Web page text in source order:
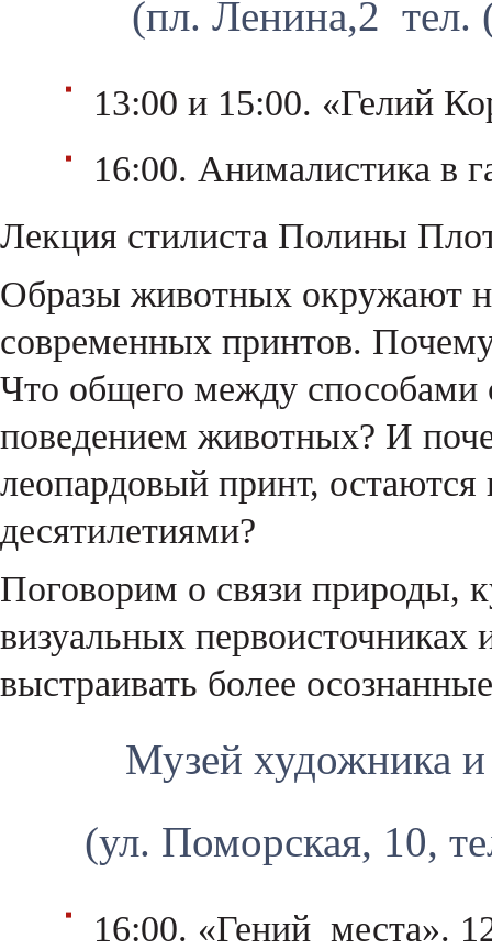
(пл. Ленина,2 тел.
13:00 и 15:00. «Гелий
16:00. Анималистика в
Лекция стилиста Полины
Образы животных окружают
современных принтов.
Что общего между способами
поведением животных? И
леопардовый принт,
десятилетиями?
Поговорим о связи природы,
визуальных первоисточниках
выстраивать более
Музей художника
(ул. Поморская, 10,
16:00. «Гений места».